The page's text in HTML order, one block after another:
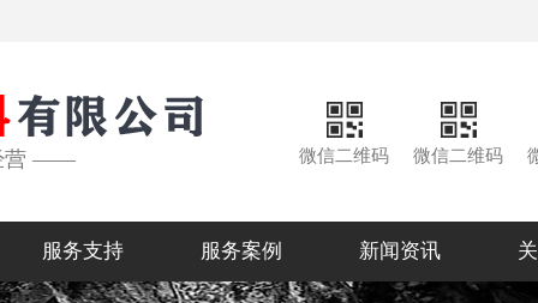
营 —— 微信二维码 微信二维码
服务支持 服务案例 新闻资讯